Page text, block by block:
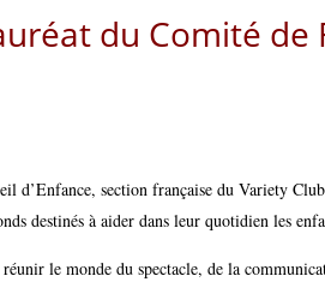
du Comité de
d’Enfance, section française du Variety
destinés à aider dans leur quotidien les
le monde du spectacle, de la